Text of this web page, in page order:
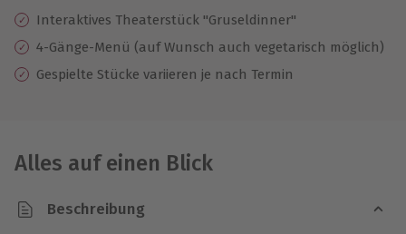
10 Jahre gültig & verlängerbar.
Interaktives Theaterstück "Gruseldinner"
4-Gänge-Menü (auf Wunsch auch vegetarisch möglich)
Gespielte Stücke variieren je nach Termin
Alles auf einen Blick
Beschreibung